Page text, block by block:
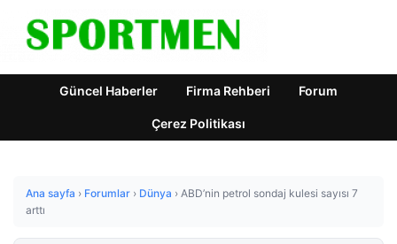
Güncel Haberler Firma Rehberi Forum
Çerez Politikası
Ana sayfa › Forumlar › Dünya › ABD’nin petrol sondaj kulesi sayısı 7
arttı